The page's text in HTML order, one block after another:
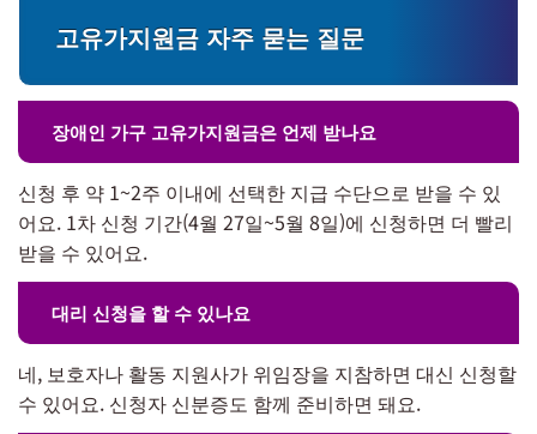
고유가지원금 자주 묻는 질문
장애인 가구 고유가지원금은 언제 받나요
신청 후 약 1~2주 이내에 선택한 지급 수단으로 받을 수 있
어요. 1차 신청 기간(4월 27일~5월 8일)에 신청하면 더 빨리
받을 수 있어요.
대리 신청을 할 수 있나요
네, 보호자나 활동 지원사가 위임장을 지참하면 대신 신청할
수 있어요. 신청자 신분증도 함께 준비하면 돼요.